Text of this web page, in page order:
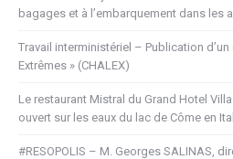
bagages et à l’embarquement dans les
Travail interministériel – Publication d’un
Extrêmes » (CHALEX)
Le restaurant Mistral du Grand Hotel
ouvert sur les eaux du lac de Côme en
#RESOPOLIS – M. Georges SALINAS,